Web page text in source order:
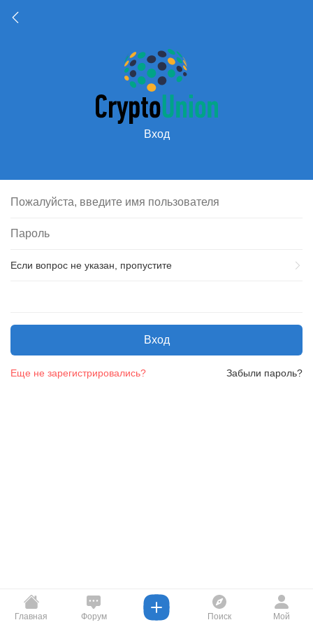
Вход
Если вопрос не указан, пропустите
Вход
Забыли пароль?
Еще не зарегистрировались?
Главная Форум Поиск Мой